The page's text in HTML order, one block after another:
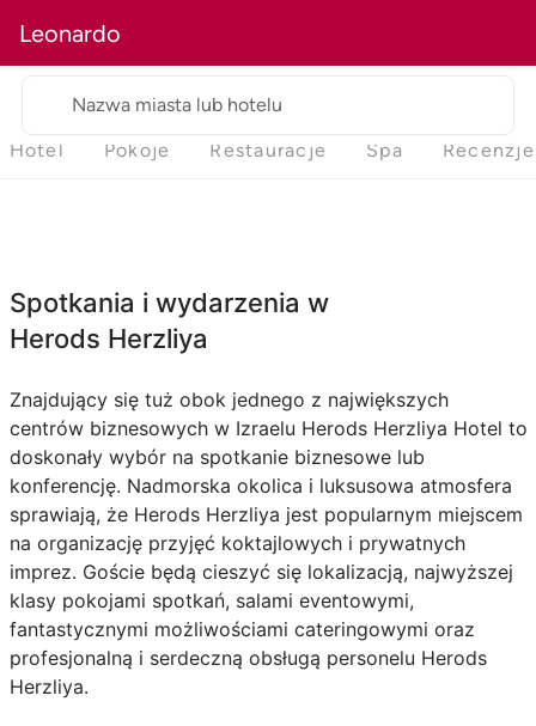
Leonardo
Nazwa miasta lub hotelu
Hotel Pokoje Restauracje Spa Recenzje
Spotkania i wydarzenia w
Herods Herzliya
Znajdujący się tuż obok jednego z największych
centrów biznesowych w Izraelu Herods Herzliya Hotel to
doskonały wybór na spotkanie biznesowe lub
konferencję. Nadmorska okolica i luksusowa atmosfera
sprawiają, że Herods Herzliya jest popularnym miejscem
na organizację przyjęć koktajlowych i prywatnych
imprez. Goście będą cieszyć się lokalizacją, najwyższej
klasy pokojami spotkań, salami eventowymi,
fantastycznymi możliwościami cateringowymi oraz
profesjonalną i serdeczną obsługą personelu Herods
Herzliya.